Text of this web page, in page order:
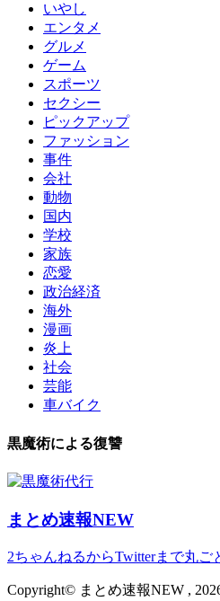
いやし
エンタメ
グルメ
ゲーム
スポーツ
セクシー
ピックアップ
ファッション
事件
会社
動物
国内
学校
家族
恋愛
政治経済
海外
漫画
炎上
社会
芸能
車バイク
黒魔術による復讐
まとめ速報NEW
2ちゃんねるからTwitterまで丸ご
Copyright© まとめ速報NEW ,